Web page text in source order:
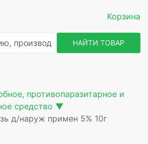
Корзина
НАЙТИ ТОВАР
противопаразитарное и
средство ▼
д/наруж примен 5% 10г